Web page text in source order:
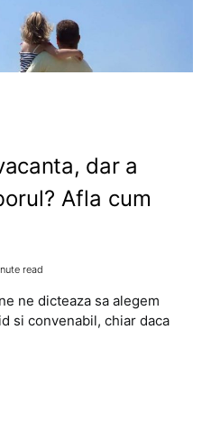
dar a
Afla cum
read
ne dicteaza sa alegem
si convenabil, chiar daca